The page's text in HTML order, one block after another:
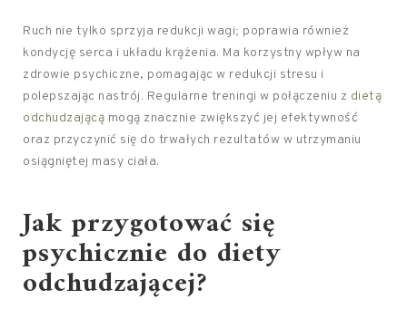
Ruch nie tylko sprzyja redukcji wagi; poprawia również
kondycję serca i układu krążenia. Ma korzystny wpływ na
zdrowie psychiczne, pomagając w redukcji stresu i
polepszając nastrój. Regularne treningi w połączeniu z dietą
odchudzającą mogą znacznie zwiększyć jej efektywność
oraz przyczynić się do trwałych rezultatów w utrzymaniu
osiągniętej masy ciała.
Jak przygotować się
psychicznie do diety
odchudzającej?